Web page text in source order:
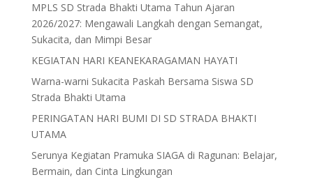
MPLS SD Strada Bhakti Utama Tahun Ajaran
2026/2027: Mengawali Langkah dengan Semangat,
Sukacita, dan Mimpi Besar
KEGIATAN HARI KEANEKARAGAMAN HAYATI
Warna-warni Sukacita Paskah Bersama Siswa SD
Strada Bhakti Utama
PERINGATAN HARI BUMI DI SD STRADA BHAKTI
UTAMA
Serunya Kegiatan Pramuka SIAGA di Ragunan: Belajar,
Bermain, dan Cinta Lingkungan